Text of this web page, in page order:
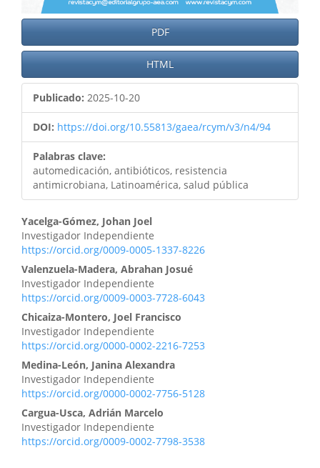
PDF
HTML
Publicado: 2025-10-20
DOI: https://doi.org/10.55813/gaea/rcym/v3/n4/94
Palabras clave:
automedicación, antibióticos, resistencia
antimicrobiana, Latinoamérica, salud pública
Yacelga-Gómez, Johan Joel
Investigador Independiente
https://orcid.org/0009-0005-1337-8226
Valenzuela-Madera, Abrahan Josué
Investigador Independiente
https://orcid.org/0009-0003-7728-6043
Chicaiza-Montero, Joel Francisco
Investigador Independiente
https://orcid.org/0000-0002-2216-7253
Medina-León, Janina Alexandra
Investigador Independiente
https://orcid.org/0000-0002-7756-5128
Cargua-Usca, Adrián Marcelo
Investigador Independiente
https://orcid.org/0009-0002-7798-3538